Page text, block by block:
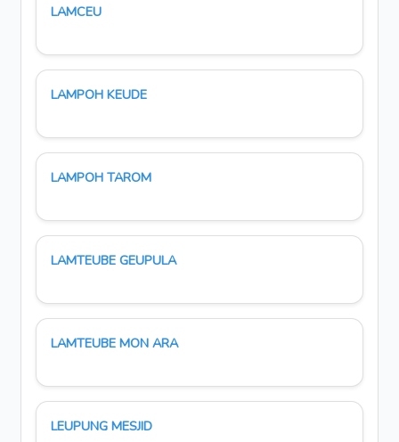
LAMCEU
LAMPOH KEUDE
LAMPOH TAROM
LAMTEUBE GEUPULA
LAMTEUBE MON ARA
LEUPUNG MESJID